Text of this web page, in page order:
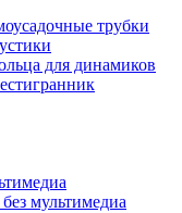
трубки
для динамиков
мультимедиа